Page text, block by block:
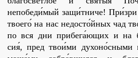
непобеди́мый защи́тниче! При́зри
твоего́ на нас недосто́йных чад
по вся дни прибега́ющих и на
сия́, пред твои́ми духоно́сными